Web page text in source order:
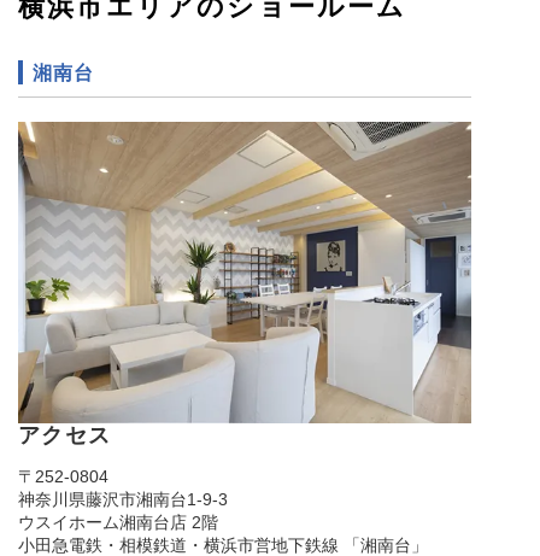
横浜市エリアのショールーム
湘南台
アクセス
〒252-0804
神奈川県藤沢市湘南台1-9-3
ウスイホーム湘南台店 2階
小田急電鉄・相模鉄道・横浜市営地下鉄線 「湘南台」